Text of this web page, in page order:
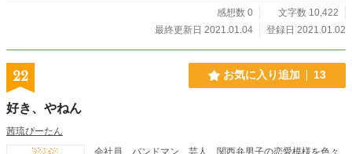
感想数 0
文字数 10,422
最終更新日 2021.01.04
登録日 2021.01.02
22 お気に入り追加 13
好き、やねん
茜琉ぴーたん
会社員、バンドマン、芸人…関西弁男子の恋愛模様を色々